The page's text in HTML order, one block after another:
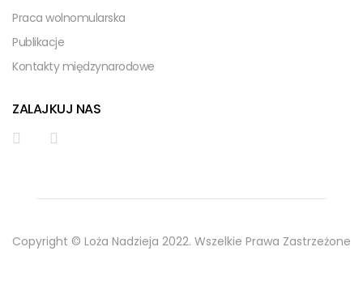
Praca wolnomularska
Publikacje
Kontakty międzynarodowe
ZALAJKUJ NAS
Copyright © Loża Nadzieja 2022. Wszelkie Prawa Zastrzeżone